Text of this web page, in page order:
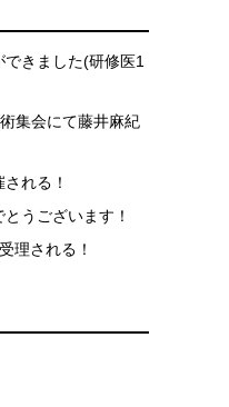
きました(研修医1
集会にて藤井麻紀
れる！
うございます！
理される！